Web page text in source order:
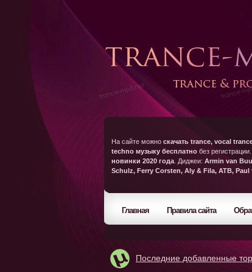
На сайте можно скачать trance, vocal
techno музыку бесплатно без
новинки 2020 года . Диджеи: Armin van
Schulz, Ferry Corsten, Aly & Fila, ATB, Paul
Главная Правила сайта
Последние добавленные